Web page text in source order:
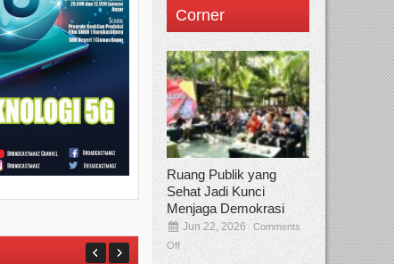
Corner
Ruang Publik yang
Sehat Jadi Kunci
Menjaga Demokrasi
Jun 22, 2026
Comments
Off